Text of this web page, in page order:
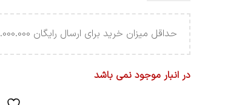
حداقل میزان خرید برای ارسال رایگان 4.000.000 تومان می باشد .
در انبار موجود نمی باشد